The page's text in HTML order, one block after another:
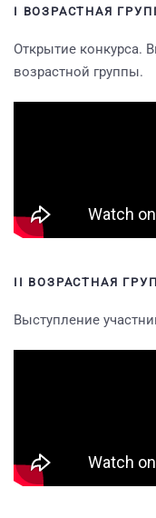
I ВОЗРАСТНАЯ
Открытие конкурса.
возрастной группы.
II ВОЗРАСТНАЯ
Выступление